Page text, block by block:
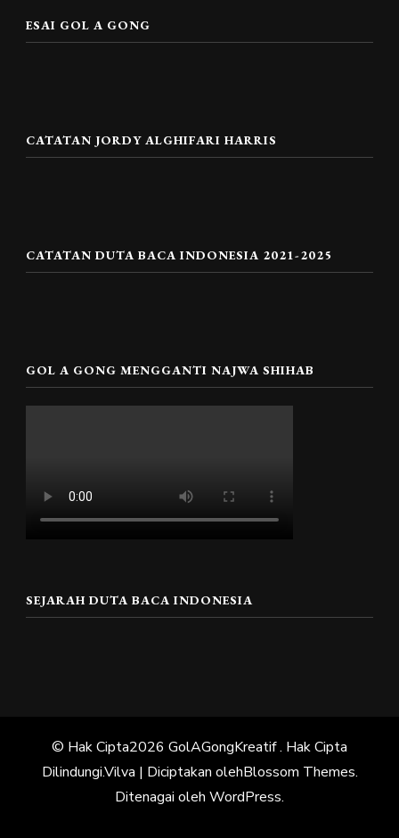
ESAI GOL A GONG
CATATAN JORDY ALGHIFARI HARRIS
CATATAN DUTA BACA INDONESIA 2021-2025
GOL A GONG MENGGANTI NAJWA SHIHAB
SEJARAH DUTA BACA INDONESIA
© Hak Cipta2026 GolAGongKreatif. Hak Cipta
Dilindungi.Vilva | Diciptakan olehBlossom Themes.
Ditenagai oleh WordPress.